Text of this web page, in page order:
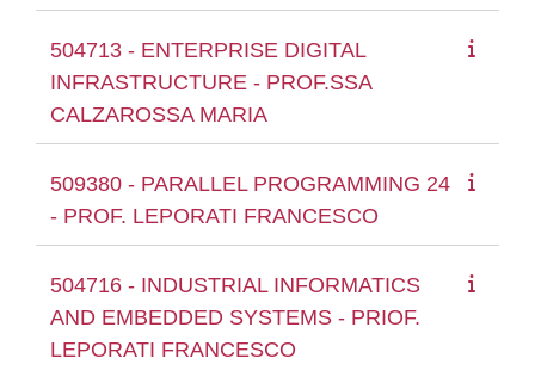
504713 - ENTERPRISE DIGITAL
INFRASTRUCTURE - PROF.SSA
CALZAROSSA MARIA
509380 - PARALLEL PROGRAMMING 24
- PROF. LEPORATI FRANCESCO
504716 - INDUSTRIAL INFORMATICS
AND EMBEDDED SYSTEMS - PRIOF.
LEPORATI FRANCESCO